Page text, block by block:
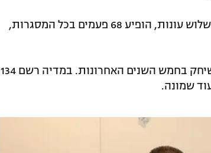
בקיץ 2016 חתם בבית"ר ירושלים, בה שיחק במשך שלוש עונות, הופיע 68 פעמים בכל המסגרות,
בתחילת עונת 2019/20 נרכש ע"י מ.ס אשדוד, בה שיחק בחמש השנים האחרונות. במדיה רשם 134